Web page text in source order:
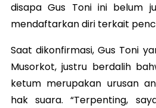
disapa Gus Toni ini belum
mendaftarkan diri terkait
Saat dikonfirmasi, Gus Toni
Musorkot, justru berdalih
ketum merupakan urusan
hak suara. “Terpenting,